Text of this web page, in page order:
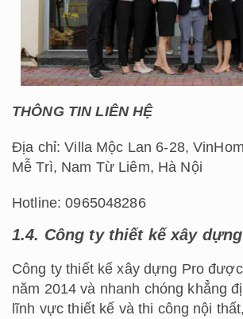
THÔNG TIN LIÊN HỆ
Địa chỉ: Villa Mộc Lan 6-28,
Mễ Trì, Nam Từ Liêm, Hà Nội
Hotline: 0965048286
1.4. Công ty thiết kế xây
Công ty thiết kế xây dựng Pro
năm 2014 và nhanh chóng khẳng
lĩnh vực thiết kế và thi công nội